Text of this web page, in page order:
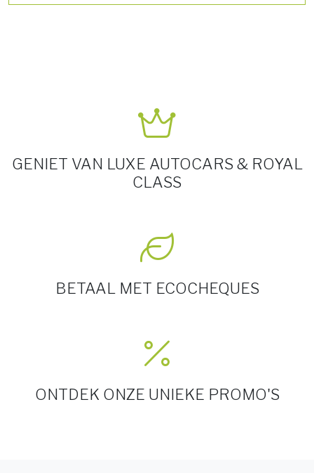
GENIET VAN LUXE AUTOCARS & ROYAL
CLASS
BETAAL MET ECOCHEQUES
ONTDEK ONZE UNIEKE PROMO'S